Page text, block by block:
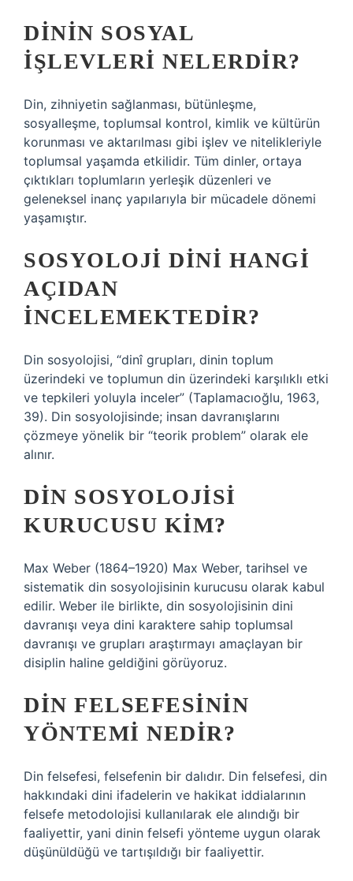
DININ SOSYAL
IŞLEVLERI NELERDIR?
Din, zihniyetin sağlanması, bütünleşme,
sosyalleşme, toplumsal kontrol, kimlik ve kültürün
korunması ve aktarılması gibi işlev ve nitelikleriyle
toplumsal yaşamda etkilidir. Tüm dinler, ortaya
çıktıkları toplumların yerleşik düzenleri ve
geleneksel inanç yapılarıyla bir mücadele dönemi
yaşamıştır.
SOSYOLOJI DINI HANGI
AÇIDAN
INCELEMEKTEDIR?
Din sosyolojisi, “dinî grupları, dinin toplum
üzerindeki ve toplumun din üzerindeki karşılıklı etki
ve tepkileri yoluyla inceler” (Taplamacıoğlu, 1963,
39). Din sosyolojisinde; insan davranışlarını
çözmeye yönelik bir “teorik problem” olarak ele
alınır.
DIN SOSYOLOJISI
KURUCUSU KIM?
Max Weber (1864–1920) Max Weber, tarihsel ve
sistematik din sosyolojisinin kurucusu olarak kabul
edilir. Weber ile birlikte, din sosyolojisinin dini
davranışı veya dini karaktere sahip toplumsal
davranışı ve grupları araştırmayı amaçlayan bir
disiplin haline geldiğini görüyoruz.
DIN FELSEFESININ
YÖNTEMI NEDIR?
Din felsefesi, felsefenin bir dalıdır. Din felsefesi, din
hakkındaki dini ifadelerin ve hakikat iddialarının
felsefe metodolojisi kullanılarak ele alındığı bir
faaliyettir, yani dinin felsefi yönteme uygun olarak
düşünüldüğü ve tartışıldığı bir faaliyettir.